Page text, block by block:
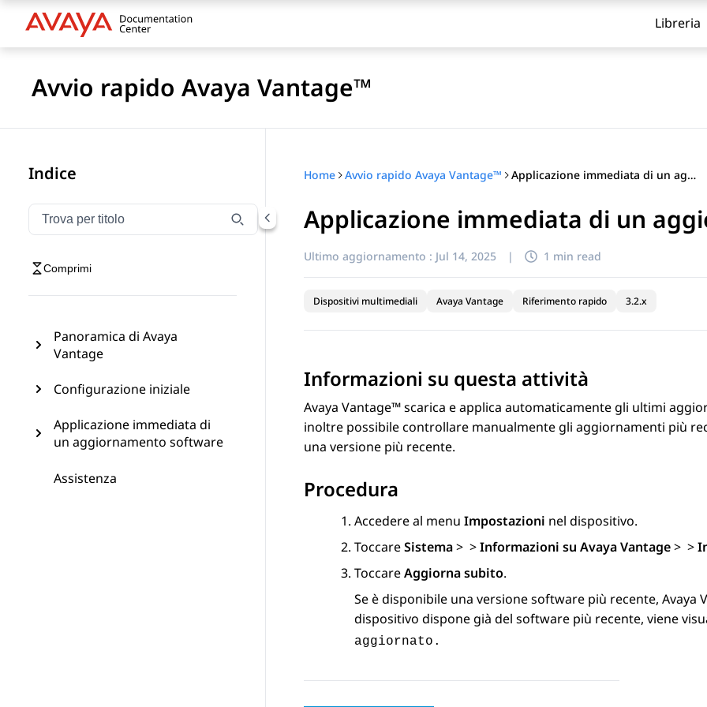
Libreria
Avvio rapido Avaya Vantage™
Indice
Filtra la navigazione per titolo
Digitare per filtrare gli elementi di navigazione per titolo
Comprimi
Panoramica di Avaya
Vantage
Configurazione iniziale
Applicazione immediata di
un aggiornamento software
Assistenza
Home Avvio rapido Avaya Vantage™ Applicazione immediata di un aggiornamento software
Applicazione immediata di un
Ultimo aggiornamento : Jul 14, 2025 | 1 min read
Dispositivi multimediali Avaya Vantage Riferimento rapido 3.2.x
Informazioni su questa attività
Avaya Vantage™scarica e applica automaticamente gli ultimi
inoltre possibile controllare manualmente gli aggiornamenti più
una versione più recente.
Procedura
Accedere al menu Impostazioni nel dispositivo.
ToccareSistema> >Informazioni su Avaya Vantage> >
ToccareAggiorna subito.
Se è disponibile una versione software più recente, Avaya
dispositivo dispone già del software più recente, viene
aggiornato.